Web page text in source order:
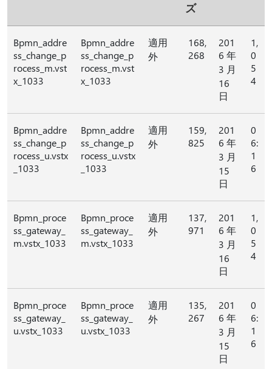
ズ
Bpmn_addre
ss_change_p
rocess_m.vst
x_1033
Bpmn_addre
ss_change_p
rocess_m.vst
x_1033
適用
外
168,
268
201
6 年
3 月
16
日
1,
0
5
4
Bpmn_addre
ss_change_p
rocess_u.vstx
_1033
Bpmn_addre
ss_change_p
rocess_u.vstx
_1033
適用
外
159,
825
201
6 年
3 月
15
日
0
6:
1
6
Bpmn_proce
ss_gateway_
m.vstx_1033
Bpmn_proce
ss_gateway_
m.vstx_1033
適用
外
137,
971
201
6 年
3 月
16
日
1,
0
5
4
Bpmn_proce
ss_gateway_
u.vstx_1033
Bpmn_proce
ss_gateway_
u.vstx_1033
適用
外
135,
267
201
6 年
3 月
15
日
0
6:
1
6